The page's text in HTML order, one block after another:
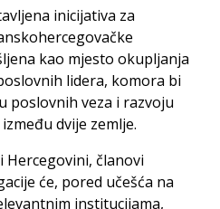
inicijativa za
kao mjesto okupljanja
lidera, komora bi
poslovnih veza i razvoju
dvije zemlje.
članovi
će, pored učešća na
institucijama,